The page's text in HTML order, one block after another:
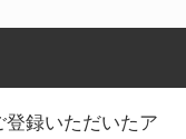
登録いただいたア